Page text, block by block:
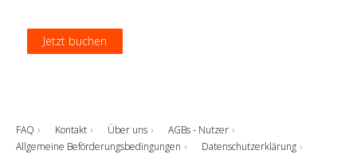
Jetzt buchen
Jetzt buchen
Jetzt buchen
Jetzt buchen
FAQ Kontakt Über uns
AGBs - Nutzer
Allgemeine Beförderungsbedingungen
Datenschutzerklärung